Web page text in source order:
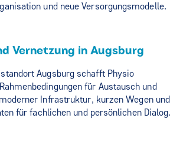
und neue Versorgungsmodelle.
Vernetzung in Augsburg
Augsburg schafft Physio
für Austausch und
Infrastruktur, kurzen Wegen und
für fachlichen und persönlichen Dialog.